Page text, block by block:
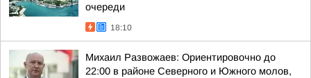
очереди
18:10
Михаил Развожаев: Ориентировочно до
22:00 в районе Северного и Южного молов,